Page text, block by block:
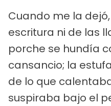
Cuando me la
escritura ni de las
porche se hundía
cansancio; la
de lo que
suspiraba bajo el